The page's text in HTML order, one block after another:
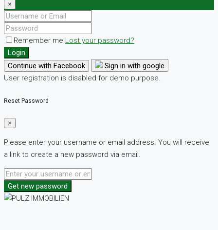
×
Remember me Lost your password?
Login
Continue with Facebook
Sign in with google
User registration is disabled for demo purpose.
Reset Password
×
Please enter your username or email address. You will receive
a link to create a new password via email.
Get new password